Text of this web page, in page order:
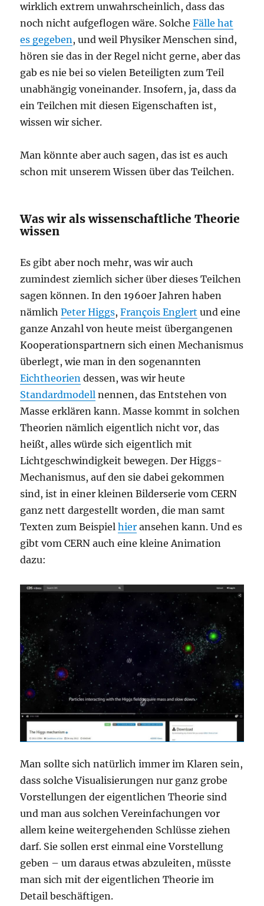
wirklich extrem unwahrscheinlich, dass das
noch nicht aufgeflogen wäre. SolcheFälle hat
es gegeben, und weil Physiker Menschen sind,
hören sie das in der Regel nicht gerne, aber das
gab es nie bei so vielen Beteiligten zum Teil
unabhängig voneinander. Insofern, ja, dass da
ein Teilchen mit diesen Eigenschaften ist,
wissen wir sicher.
Man könnte aber auch sagen, das ist es auch
schon mit unserem Wissen über das Teilchen.
Was wir als wissenschaftliche Theorie
wissen
Es gibt aber noch mehr, was wir auch
zumindest ziemlich sicher über dieses Teilchen
sagen können. In den 1960er Jahren haben
nämlichPeter Higgs,François Englert und eine
ganze Anzahl von heute meist übergangenen
Kooperationspartnern sich einen Mechanismus
überlegt, wie man in den sogenannten
Eichtheorien dessen, was wir heute
Standardmodell nennen, das Entstehen von
Masse erklären kann. Masse kommt in solchen
Theorien nämlich eigentlich nicht vor, das
heißt, alles würde sich eigentlich mit
Lichtgeschwindigkeit bewegen. Der Higgs-
Mechanismus, auf den sie dabei gekommen
sind, ist in einer kleinen Bilderserie vom CERN
ganz nett dargestellt worden, die man samt
Texten zum Beispielhier ansehen kann. Und es
gibt vom CERN auch eine kleine Animation
dazu:
Man sollte sich natürlich immer im Klaren sein,
dass solche Visualisierungen nur ganz grobe
Vorstellungen der eigentlichen Theorie sind
und man aus solchen Vereinfachungen vor
allem keine weitergehenden Schlüsse ziehen
darf. Sie sollen erst einmal eine Vorstellung
geben – um daraus etwas abzuleiten, müsste
man sich mit der eigentlichen Theorie im
Detail beschäftigen.